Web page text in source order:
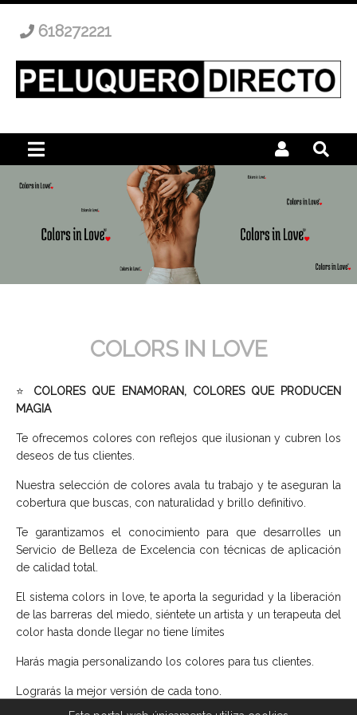
618272221
COLORS IN LOVE
⭐ COLORES QUE ENAMORAN, COLORES QUE PRODUCEN
MAGIA
Te ofrecemos colores con reflejos que ilusionan y cubren los
deseos de tus clientes.
Nuestra selección de colores avala tu trabajo y te aseguran la
cobertura que buscas, con naturalidad y brillo definitivo.
Te garantizamos el conocimiento para que desarrolles un
Servicio de Belleza de Excelencia con técnicas de aplicación
de calidad total.
El sistema colors in love, te aporta la seguridad y la liberación
de las barreras del miedo, siéntete un artista y un terapeuta del
color hasta donde llegar no tiene límites
Harás magia personalizando los colores para tus clientes.
Lograrás la mejor versión de cada tono.